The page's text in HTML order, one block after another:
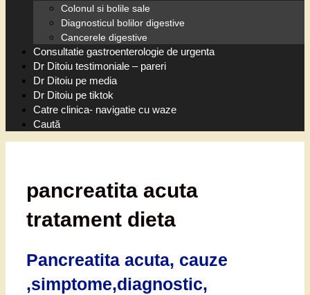
Colonul si bolile sale
Diagnosticul bolilor digestive
Cancerele digestive
Consultatie gastroenterologie de urgenta
Dr Ditoiu testimoniale – pareri
Dr Ditoiu pe media
Dr Ditoiu pe tiktok
Catre clinica- navigatie cu waze
Caută
pancreatita acuta
tratament dieta
Pancreatita acuta, cauze
,simptome,diagnostic,